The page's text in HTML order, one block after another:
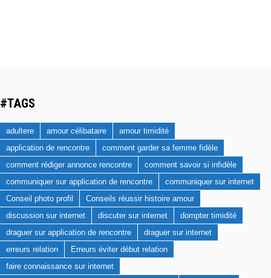
#TAGS
adultere amour célibataire
amour timidité
application de rencontre
comment garder sa femme fidèle
comment rédiger annonce rencontre
comment savoir si infidèle
communiquer sur application de rencontre
communiquer sur internet
Conseil photo profil
Conseils réussir histoire amour
discussion sur internet
discuter sur internet
dompter timidité
draguer sur application de rencontre
draguer sur internet
erreurs relation
Erreurs éviter début relation
faire connaissance sur internet